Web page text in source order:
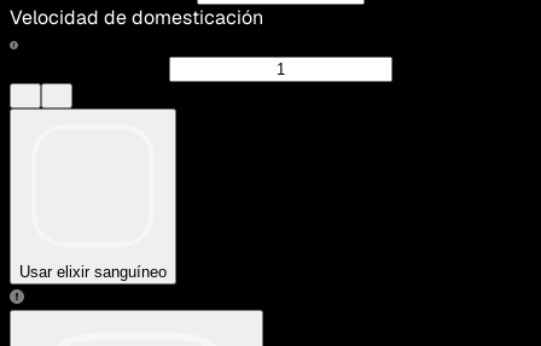
Velocidad de domesticación
Usar elixir sanguíneo